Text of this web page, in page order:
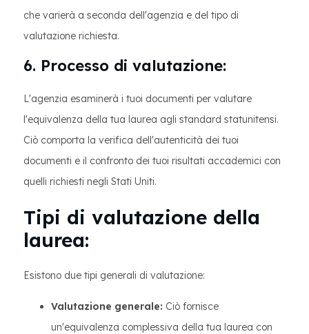
che varierà a seconda dell'agenzia e del tipo di
valutazione richiesta.
6. Processo di valutazione:
L'agenzia esaminerà i tuoi documenti per valutare
l'equivalenza della tua laurea agli standard statunitensi.
Ciò comporta la verifica dell'autenticità dei tuoi
documenti e il confronto dei tuoi risultati accademici con
quelli richiesti negli Stati Uniti.
Tipi di valutazione della
laurea:
Esistono due tipi generali di valutazione:
Valutazione generale: Ciò fornisce
un'equivalenza complessiva della tua laurea con